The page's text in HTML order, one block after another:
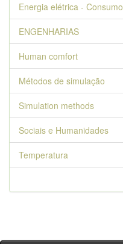
Energia elétrica - Consumo
ENGENHARIAS
Human comfort
Métodos de simulação
Simulation methods
Sociais e Humanidades
Temperatura